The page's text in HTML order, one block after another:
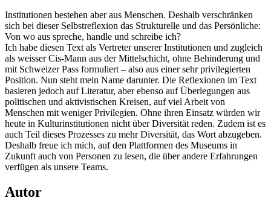
Institutionen bestehen aber aus Menschen. Deshalb verschränken
sich bei dieser Selbstreflexion das Strukturelle und das Persönliche:
Von wo aus spreche, handle und schreibe ich?
Ich habe diesen Text als Vertreter unserer Institutionen und zugleich
als weisser Cis-Mann aus der Mittelschicht, ohne Behinderung und
mit Schweizer Pass formuliert – also aus einer sehr privilegierten
Position. Nun steht mein Name darunter. Die Reflexionen im Text
basieren jedoch auf Literatur, aber ebenso auf Überlegungen aus
politischen und aktivistischen Kreisen, auf viel Arbeit von
Menschen mit weniger Privilegien. Ohne ihren Einsatz würden wir
heute in Kulturinstitutionen nicht über Diversität reden. Zudem ist es
auch Teil dieses Prozesses zu mehr Diversität, das Wort abzugeben.
Deshalb freue ich mich, auf den Plattformen des Museums in
Zukunft auch von Personen zu lesen, die über andere Erfahrungen
verfügen als unsere Teams.
Autor